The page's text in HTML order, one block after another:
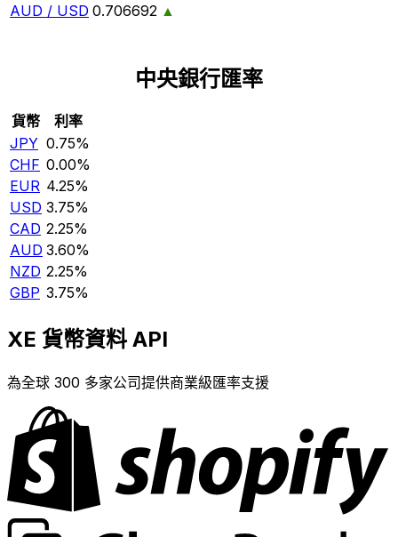
AUD / USD 0.706692 ▲
中央銀行匯率
貨幣
利率
JPY 0.75%
CHF 0.00%
EUR 4.25%
USD 3.75%
CAD 2.25%
AUD 3.60%
NZD 2.25%
GBP 3.75%
XE 貨幣資料 API
為全球 300 多家公司提供商業級匯率支援